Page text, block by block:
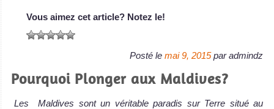
Vous aimez cet article? Notez le!
Posté le mai 9, 2015 paradmindz
Pourquoi Plonger aux Maldives?
Les Maldives sont un véritable paradis sur Terre situé au